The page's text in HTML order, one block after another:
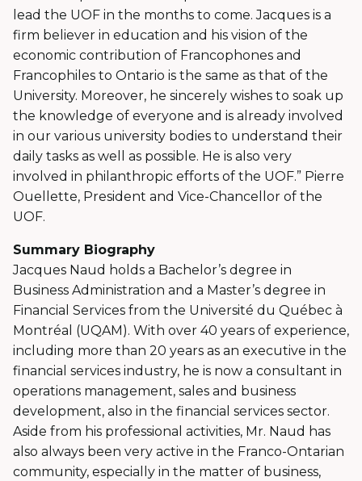
lead the UOF in the months to come. Jacques is a
firm believer in education and his vision of the
economic contribution of Francophones and
Francophiles to Ontario is the same as that of the
University. Moreover, he sincerely wishes to soak up
the knowledge of everyone and is already involved
in our various university bodies to understand their
daily tasks as well as possible. He is also very
involved in philanthropic efforts of the UOF.” Pierre
Ouellette, President and Vice-Chancellor of the
UOF.
Summary Biography
Jacques Naud holds a Bachelor’s degree in
Business Administration and a Master’s degree in
Financial Services from the Université du Québec à
Montréal (UQAM). With over 40 years of experience,
including more than 20 years as an executive in the
financial services industry, he is now a consultant in
operations management, sales and business
development, also in the financial services sector.
Aside from his professional activities, Mr. Naud has
also always been very active in the Franco-Ontarian
community, especially in the matter of business,